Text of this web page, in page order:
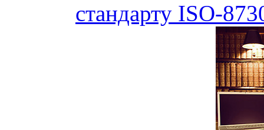
стандарту ISO-